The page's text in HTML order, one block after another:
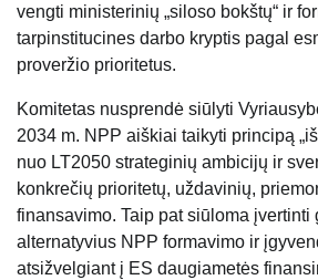
vengti ministerinių „siloso bokštų“ ir
tarpinstitucines darbo kryptis pagal
proveržio prioritetus.
Komitetas nusprendė siūlyti
2034 m. NPP aiškiai taikyti principą
nuo LT2050 strateginių ambicijų ir
konkrečių prioritetų, uždavinių,
finansavimo. Taip pat siūloma įvertinti
alternatyvius NPP formavimo ir
atsižvelgiant į ES daugiametės